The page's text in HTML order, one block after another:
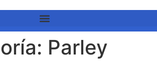
Parley